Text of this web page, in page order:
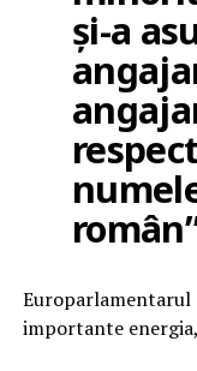
și-a
importante